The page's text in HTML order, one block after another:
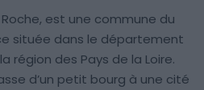
Roche, est une commune du
située dans le département
région des Pays de la Loire.
d’un petit bourg à une cité